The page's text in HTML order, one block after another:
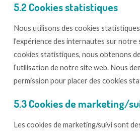
5.2 Cookies statistiques
Nous utilisons des cookies
l’expérience des internautes sur notre
cookies statistiques, nous obtenons
l’utilisation de notre site web. Nous
permission pour placer des cookies
5.3 Cookies de marketing/
Les cookies de marketing/suivi sont